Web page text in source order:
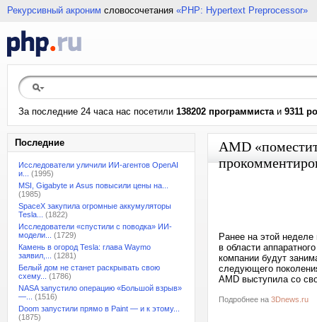
Рекурсивный акроним словосочетания «PHP: Hypertext Preprocessor»
За последние 24 часа нас посетили 138202 программистаи 9311
Последние
Исследователи уличили ИИ-агентов OpenAI
и...
(1995)
MSI, Gigabyte и Asus повысили цены на...
(1985)
SpaceX закупила огромные аккумуляторы
Tesla...
(1822)
Исследователи «спустили с поводка» ИИ-
модели...
(1729)
Камень в огород Tesla: глава Waymo
заявил,...
(1281)
Белый дом не станет раскрывать свою
схему...
(1786)
NASA запустило операцию «Большой взрыв»
—...
(1516)
Doom запустили прямо в Paint — и к этому...
(1875)
AMD
Ранее на этой
в области
компании будут
следующего
AMD выступила со
Подробнее на 3Dnews.ru